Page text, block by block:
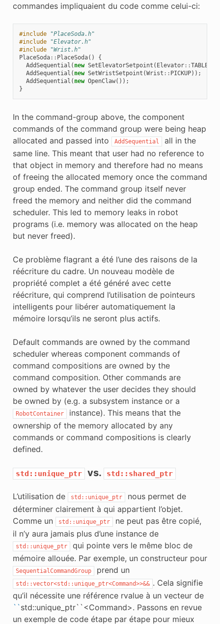
commandes impliquaient du code comme celui-ci:
#include
"PlaceSoda.h"
#include
"Elevator.h"
#include
"Wrist.h"
PlaceSoda:: PlaceSoda()
{
AddSequential ( new SetElevatorSetpoint ( Elevator::
AddSequential ( new SetWristSetpoint (Wrist :: PICKUP));
AddSequential ( new OpenClaw());
}
In the command-group above, the component
commands of the command group were being heap
allocated and passed into
AddSequential
all in the
same line. This meant that user had no reference to
that object in memory and therefore had no means
of freeing the allocated memory once the command
group ended. The command group itself never
freed the memory and neither did the command
scheduler. This led to memory leaks in robot
programs (i.e. memory was allocated on the heap
but never freed).
Ce problème flagrant a été l’une des raisons de la
réécriture du cadre. Un nouveau modèle de
propriété complet a été généré avec cette
réécriture, qui comprend l’utilisation de pointeurs
intelligents pour libérer automatiquement la
mémoire lorsqu’ils ne seront plus actifs.
Default commands are owned by the command
scheduler whereas component commands of
command compositions are owned by the
command composition. Other commands are
owned by whatever the user decides they should
be owned by (e.g. a subsystem instance or a
RobotContainer
instance). This means that the
ownership of the memory allocated by any
commands or command compositions is clearly
defined.
std::unique_ptr vs. std::shared_ptr
L’utilisation de std::unique_ptr
nous permet de
déterminer clairement à qui appartient l’objet.
Comme un
std::unique_ptr
ne peut pas être copié,
il n’y aura jamais plus d’une instance de
std::unique_ptr
qui pointe vers le même bloc de
mémoire allouée. Par exemple, un constructeur pour
SequentialCommandGroup prend un
std::vector<std::unique_ptr<Command>>&& . Cela signifie
qu’il nécessite une référence rvalue à un vecteur de
``std::unique_ptr``<Command>. Passons en revue
un exemple de code étape par étape pour mieux